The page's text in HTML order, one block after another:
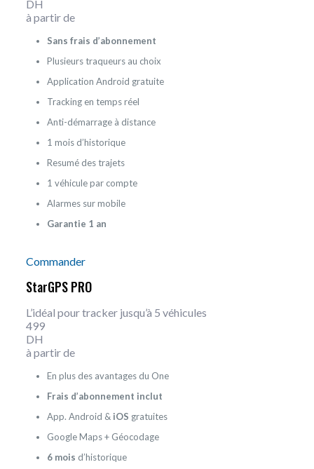
DH
à partir de
Sans frais d’abonnement
Plusieurs traqueurs au choix
Application Android gratuite
Tracking en temps réel
Anti-démarrage à distance
1 mois d’historique
Resumé des trajets
1 véhicule par compte
Alarmes sur mobile
Garantie 1 an
Commander
StarGPS PRO
L’idéal pour tracker jusqu’à 5 véhicules
499
DH
à partir de
En plus des avantages du One
Frais d’abonnement inclut
App. Android & iOS gratuites
Google Maps + Géocodage
6 mois d’historique